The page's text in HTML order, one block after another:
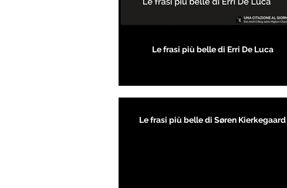
Le frasi più belle di Erri De Luca
Le frasi più belle di Søren Kierkegaard